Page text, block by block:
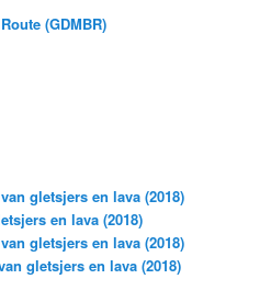
(GDMBR)
gletsjers en lava (2018)
en lava (2018)
gletsjers en lava (2018)
gletsjers en lava (2018)